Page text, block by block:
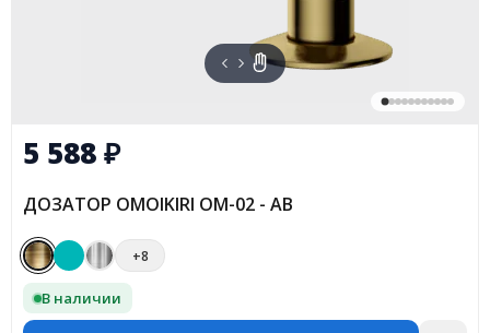
5 588₽
ДОЗАТОР OMOIKIRI OM-02 - AB
+8
В наличии